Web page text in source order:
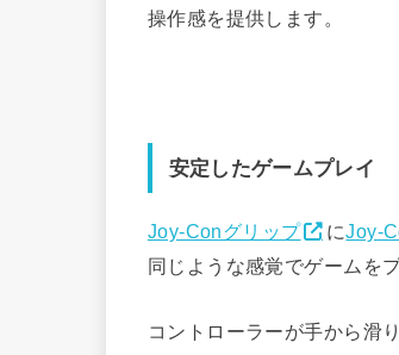
操作感を提供します。
安定したゲームプレイ
Joy-Conグリップ にJoy-
同じような感覚でゲームを
コントローラーが手から滑